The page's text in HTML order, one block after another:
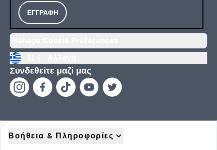
ΕΓΓΡΑΦΉ
Συνδεθείτε μαζί μας
Βοήθεια & Πληροφορίες